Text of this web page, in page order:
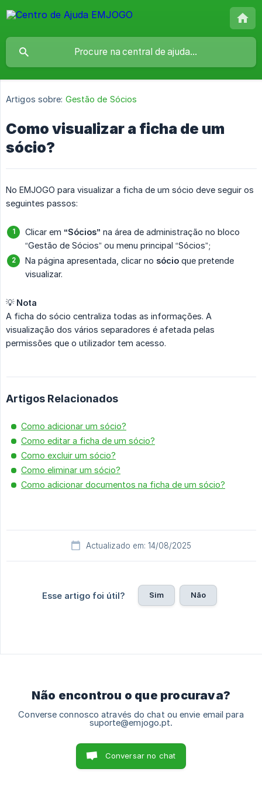
Artigos sobre: Gestão de Sócios
Como visualizar a ficha de um
sócio?
No EMJOGO para visualizar a ficha de um sócio deve seguir os
seguintes passos:
Clicar em “Sócios” na área de administração no bloco
“Gestão de Sócios” ou menu principal “Sócios”;
Na página apresentada, clicar no sócio que pretende
visualizar.
💡 Nota
A ficha do sócio centraliza todas as informações. A
visualização dos vários separadores é afetada pelas
permissões que o utilizador tem acesso.
Artigos Relacionados
Como adicionar um sócio?
Como editar a ficha de um sócio?
Como excluir um sócio?
Como eliminar um sócio?
Como adicionar documentos na ficha de um sócio?
Actualizado em: 14/08/2025
Esse artigo foi útil? Sim Não
Não encontrou o que procurava?
Converse connosco através do chat ou envie email para
suporte@emjogo.pt.
Conversar no chat